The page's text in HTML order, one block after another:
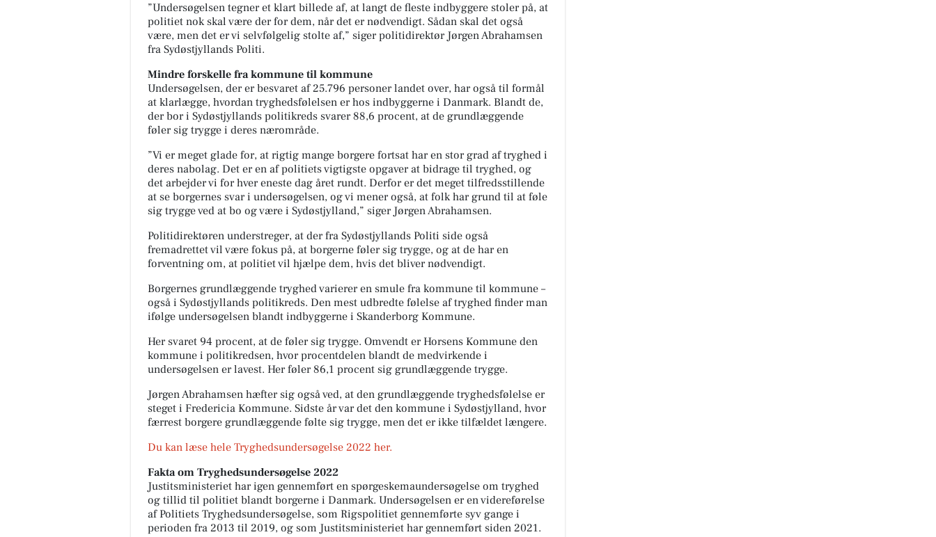
”Undersøgelsen tegner et klart billede af, at langt de fleste indbyggere stoler på, at
politiet nok skal være der for dem, når det er nødvendigt. Sådan skal det også
være, men det er vi selvfølgelig stolte af,” siger politidirektør Jørgen Abrahamsen
fra Sydøstjyllands Politi.
Mindre forskelle fra kommune til kommune
Undersøgelsen, der er besvaret af 25.796 personer landet over, har også til formål
at klarlægge, hvordan tryghedsfølelsen er hos indbyggerne i Danmark. Blandt de,
der bor i Sydøstjyllands politikreds svarer 88,6 procent, at de grundlæggende
føler sig trygge i deres nærområde.
”Vi er meget glade for, at rigtig mange borgere fortsat har en stor grad af tryghed i
deres nabolag. Det er en af politiets vigtigste opgaver at bidrage til tryghed, og
det arbejder vi for hver eneste dag året rundt. Derfor er det meget tilfredsstillende
at se borgernes svar i undersøgelsen, og vi mener også, at folk har grund til at føle
sig trygge ved at bo og være i Sydøstjylland,” siger Jørgen Abrahamsen.
Politidirektøren understreger, at der fra Sydøstjyllands Politi side også
fremadrettet vil være fokus på, at borgerne føler sig trygge, og at de har en
forventning om, at politiet vil hjælpe dem, hvis det bliver nødvendigt.
Borgernes grundlæggende tryghed varierer en smule fra kommune til kommune –
også i Sydøstjyllands politikreds. Den mest udbredte følelse af tryghed finder man
ifølge undersøgelsen blandt indbyggerne i Skanderborg Kommune.
Her svaret 94 procent, at de føler sig trygge. Omvendt er Horsens Kommune den
kommune i politikredsen, hvor procentdelen blandt de medvirkende i
undersøgelsen er lavest. Her føler 86,1 procent sig grundlæggende trygge.
Jørgen Abrahamsen hæfter sig også ved, at den grundlæggende tryghedsfølelse er
steget i Fredericia Kommune. Sidste år var det den kommune i Sydøstjylland, hvor
færrest borgere grundlæggende følte sig trygge, men det er ikke tilfældet længere.
Du kan læse hele Tryghedsundersøgelse 2022 her.
Fakta om Tryghedsundersøgelse 2022
Justitsministeriet har igen gennemført en spørgeskemaundersøgelse om tryghed
og tillid til politiet blandt borgerne i Danmark. Undersøgelsen er en videreførelse
af Politiets Tryghedsundersøgelse, som Rigspolitiet gennemførte syv gange i
perioden fra 2013 til 2019, og som Justitsministeriet har gennemført siden 2021.